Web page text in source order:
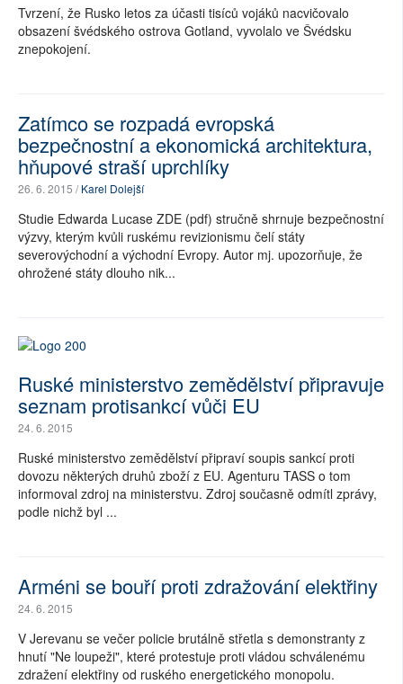
Tvrzení, že Rusko letos za účasti tisíců vojáků nacvičovalo
obsazení švédského ostrova Gotland, vyvolalo ve Švédsku
znepokojení.
Zatímco se rozpadá evropská
bezpečnostní a ekonomická architektura,
hňupové straší uprchlíky
26. 6. 2015 /Karel Dolejší
Studie Edwarda Lucase ZDE (pdf) stručně shrnuje bezpečnostní
výzvy, kterým kvůli ruskému revizionismu čelí státy
severovýchodní a východní Evropy. Autor mj. upozorňuje, že
ohrožené státy dlouho nik...
Ruské ministerstvo zemědělství připravuje
seznam protisankcí vůči EU
24. 6. 2015
Ruské ministerstvo zemědělství připraví soupis sankcí proti
dovozu některých druhů zboží z EU. Agenturu TASS o tom
informoval zdroj na ministerstvu. Zdroj současně odmítl zprávy,
podle nichž byl ...
Arméni se bouří proti zdražování elektřiny
24. 6. 2015
V Jerevanu se večer policie brutálně střetla s demonstranty z
hnutí "Ne loupeži", které protestuje proti vládou schválenému
zdražení elektřiny od ruského energetického monopolu.